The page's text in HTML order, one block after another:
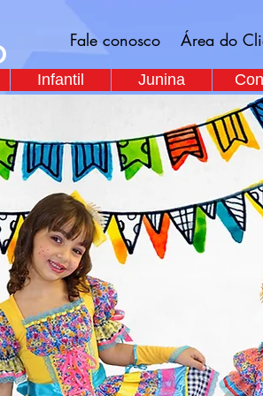
Fale conosco Área do
Outlet
Infantil Junina